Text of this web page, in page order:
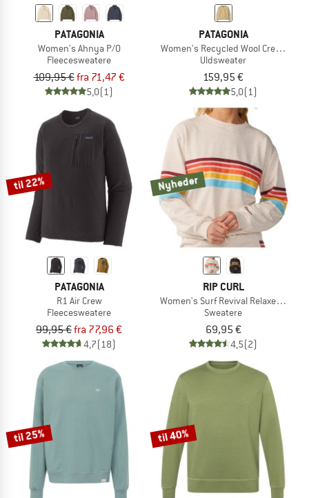
PATAGONIA
Women's Ahnya P/O
Fleecesweatere
109,95 €fra 71,47 €
5,0(1)
PATAGONIA
Women's Recycled Wool Crewneck
Uldsweater
159,95 €
5,0(1)
til 22%
PATAGONIA
R1 Air Crew
Fleecesweatere
99,95 €fra 77,96 €
4,7(18)
Nyheder
RIP CURL
Women's Surf Revival Relaxed Crew
Sweatere
69,95 €
4,5(2)
til 25% til 40%